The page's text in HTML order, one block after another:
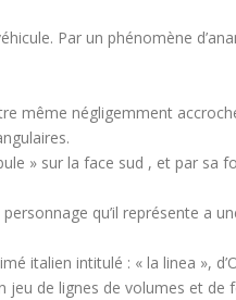
Par un phénomène
même négligemment
» sur la face sud , et par sa
qu’il représente a
italien intitulé : « la linea »,
de lignes de volumes et de